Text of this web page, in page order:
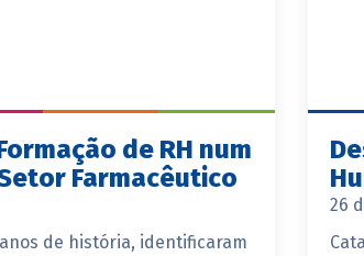
de RH num
Farmacêutico
anos de história, identificaram
26